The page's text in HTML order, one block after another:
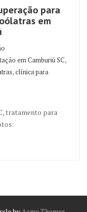
para
em
em Camburiú SC,
,clínica para
tratamento para